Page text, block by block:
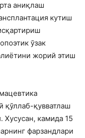
аниқлаш
кутиш
ўзак
жорий этиш
қўллаб-қувватлаш
Хусусан, камида 15
фарзандлари